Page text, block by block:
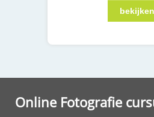
Online Fotografie